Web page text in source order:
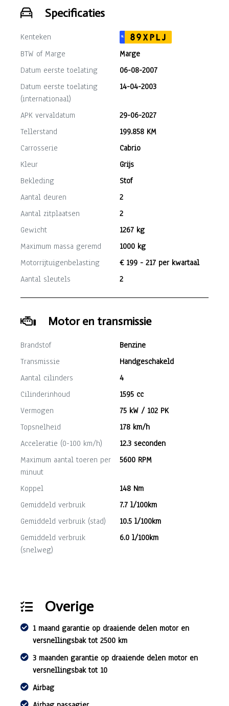
Specificaties
Kenteken NL
89XPLJ
BTW of Marge
Marge
Datum eerste toelating
06-08-2007
Datum eerste toelating
(internationaal)
14-04-2003
APK vervaldatum
29-06-2027
Tellerstand
199.858 KM
Carrosserie
Cabrio
Kleur
Grijs
Bekleding
Stof
Aantal deuren
2
Aantal zitplaatsen
2
Gewicht
1267 kg
Maximum massa geremd
1000 kg
Motorrijtuigenbelasting
€ 199 - 217 per kwartaal
Aantal sleutels
2
Motor en transmissie
Brandstof
Benzine
Transmissie
Handgeschakeld
Aantal cilinders
4
Cilinderinhoud
1595 cc
Vermogen
75 kW / 102 PK
Topsnelheid
178 km/h
Acceleratie (0-100 km/h)
12.3 seconden
Maximum aantal toeren per
minuut
5600 RPM
Koppel
148 Nm
Gemiddeld verbruik
7.7 l/100km
Gemiddeld verbruik (stad)
10.5 l/100km
Gemiddeld verbruik
(snelweg)
6.0 l/100km
Overige
1 maand garantie op draaiende delen motor en
versnellingsbak tot 2500 km
3 maanden garantie op draaiende delen motor en
versnellingsbak tot 10
Airbag